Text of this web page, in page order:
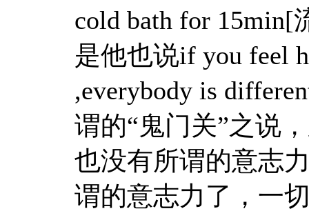
cold bath for 15min[
是他也说if you feel
,everybody is
谓的“鬼门关”之说
也没有所谓的意志
谓的意志力了，一